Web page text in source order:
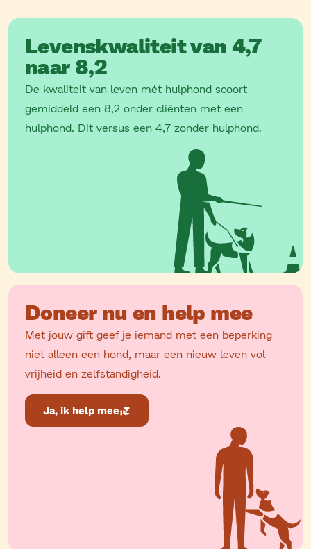
Levenskwaliteit van 4,7
naar 8,2
De kwaliteit van leven mét hulphond scoort
gemiddeld een 8,2 onder cliënten met een
hulphond. Dit versus een 4,7 zonder hulphond.
Doneer nu en help mee
Met jouw gift geef je iemand met een beperking
niet alleen een hond, maar een nieuw leven vol
vrijheid en zelfstandigheid.
Ja, ik help mee